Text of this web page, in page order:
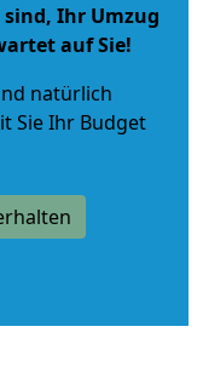
sind, Ihr Umzug
auf Sie!
natürlich
Sie Ihr Budget